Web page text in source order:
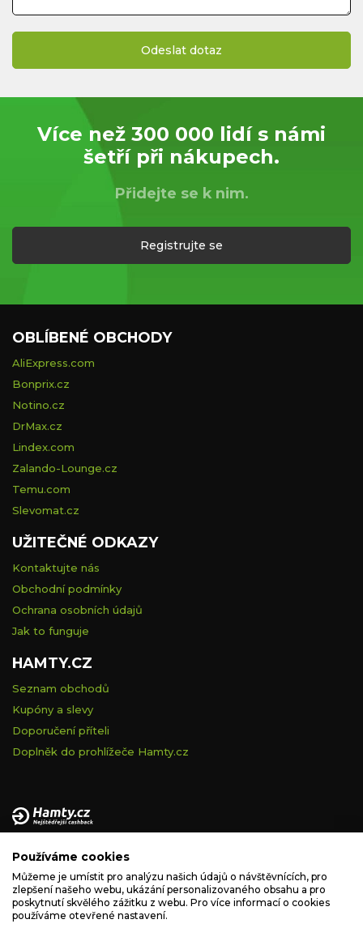
Více než 300 000 lidí s námi
šetří při nákupech.
Přidejte se k nim.
Registrujte se
sídlem Na vápence 2885/2a, 130 00 Praha 3, IČ: 05228972,
zapsaná v obchodním rejstříku vedeném Městským soudem v
Praze, spisová značka C 260335.
podpora@hamty.cz
OBLÍBENÉ OBCHODY
AliExpress.com
Bonprix.cz
Notino.cz
DrMax.cz
Lindex.com
Zalando-Lounge.cz
Temu.com
Slevomat.cz
UŽITEČNÉ ODKAZY
Kontaktujte nás
Obchodní podmínky
Ochrana osobních údajů
Jak to funguje
HAMTY.CZ
Seznam obchodů
Kupóny a slevy
Doporučení příteli
Doplněk do prohlížeče Hamty.cz
Používáme cookies
Můžeme je umístit pro analýzu našich údajů o návštěvnících, pro
zlepšení našeho webu, ukázání personalizovaného obsahu a pro
poskytnutí skvělého zážitku z webu. Pro více informací o cookies
používáme otevřené nastavení.